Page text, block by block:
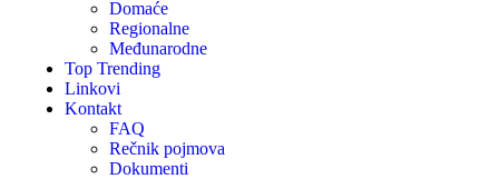
Domaće
Regionalne
Međunarodne
Top Trending
Linkovi
Kontakt
FAQ
Rečnik pojmova
Dokumenti